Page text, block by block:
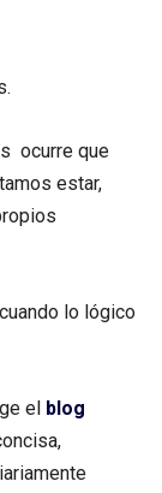
ocurre que
estar,
lo lógico
el blog